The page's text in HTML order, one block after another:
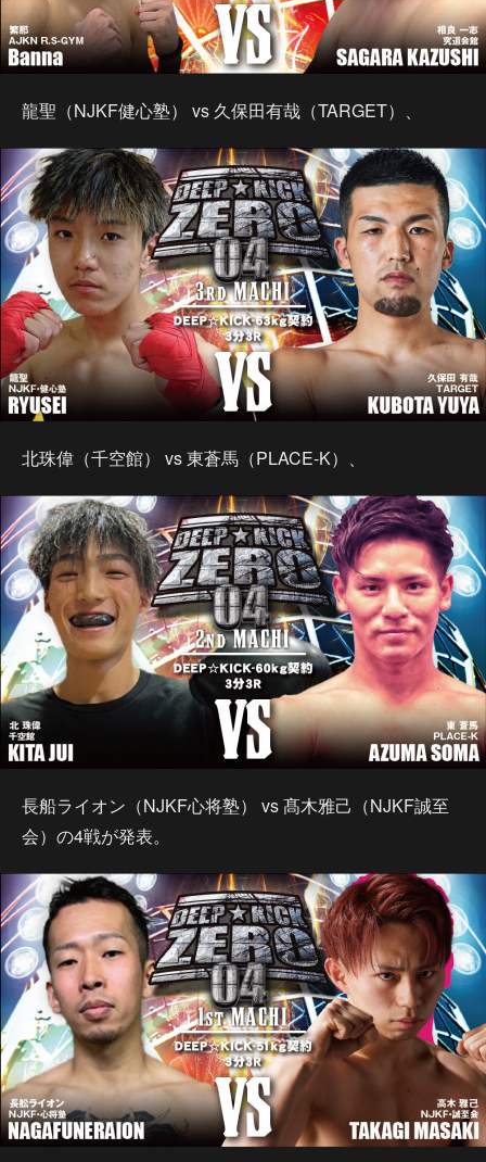
龍聖（NJKF健心塾） vs 久保田有哉（TARGET）、
北珠偉（千空館） vs 東蒼馬（PLACE-K）、
長船ライオン（NJKF心将塾） vs 髙木雅己（NJKF誠至
会）の4戦が発表。